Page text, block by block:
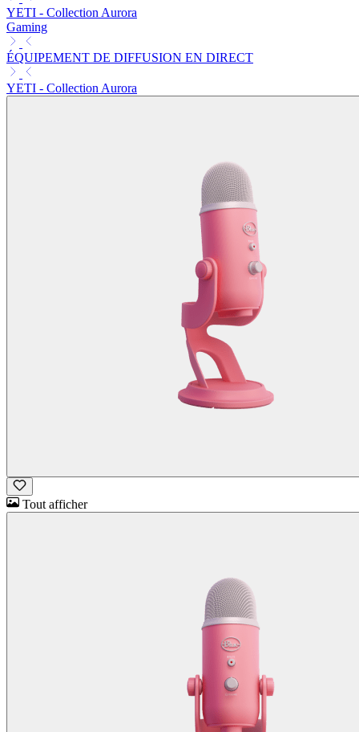
YETI - Collection Aurora
Gaming
ÉQUIPEMENT DE DIFFUSION EN DIRECT
YETI - Collection Aurora
Tout afficher